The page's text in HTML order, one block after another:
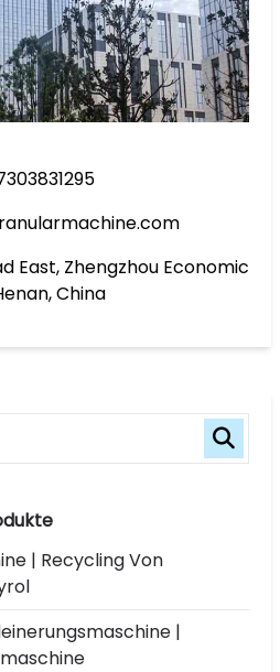
| Recycling Von
|
East, Zhengzhou Economic
China